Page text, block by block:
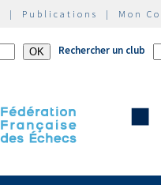
| Publications | Mon
Rechercher un club